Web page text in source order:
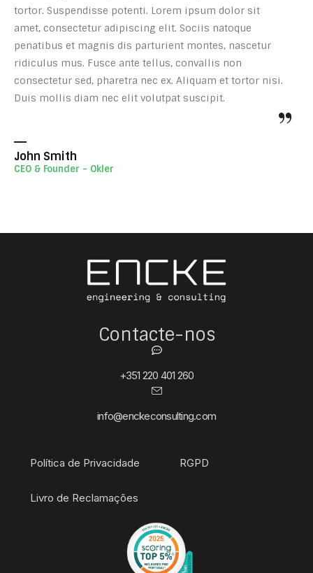
tortor. Suspendisse potenti. Lorem ipsum dolor sit
amet, consectetur adipiscing elit. Sociis natoque
penatibus et magnis dis parturient montes, nascetur
ridiculus mus. Fusce ante tellus, convallis non
consectetur sed, pharetra nec ex. Aliquam et tortor nisi.
Duis mollis diam nec elit volutpat suscipit.
John Smith
CEO & Founder - Okler
Contacte-nos
+351 220 401 260
info@enckeconsulting.com
Política de Privacidade RGPD
Livro de Reclamações